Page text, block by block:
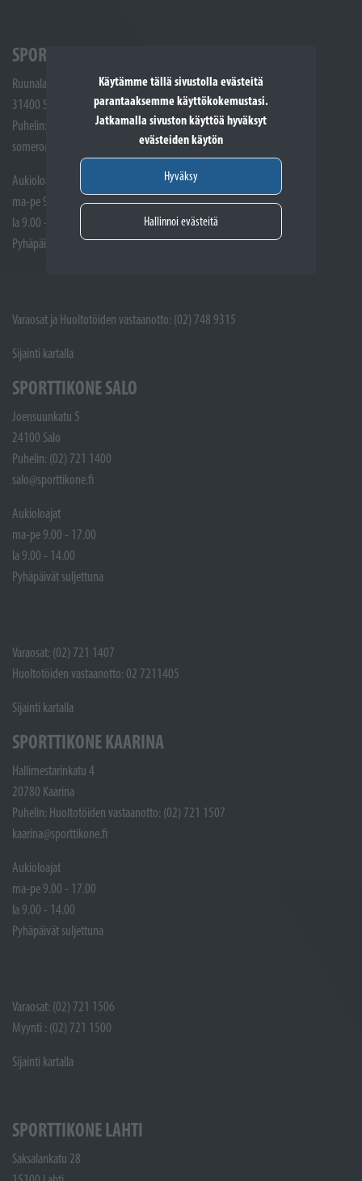
Käytämme tällä sivustolla evästeitä
parantaaksemme käyttökokemustasi.
Jatkamalla sivuston käyttöä hyväksyt
evästeiden käytön
Hyväksy
Hallinnoi evästeitä
SPORTTIKONE SOMERO
Ruunalantie 5
31400 Somero
Puhelin: (02) 748 9300
somero@sporttikone.fi
Aukioloajat
ma-pe 9.00 - 17.00
la 9.00 - 14.00
Pyhäpäivät suljettuna
Varaosat ja Huoltotöiden vastaanotto: (02) 748 9315
Sijainti kartalla
SPORTTIKONE SALO
Joensuunkatu 5
24100 Salo
Puhelin: (02) 721 1400
salo@sporttikone.fi
Aukioloajat
ma-pe 9.00 - 17.00
la 9.00 - 14.00
Pyhäpäivät suljettuna
Varaosat: (02) 721 1407
Huoltotöiden vastaanotto: 02 7211405
Sijainti kartalla
SPORTTIKONE KAARINA
Hallimestarinkatu 4
20780 Kaarina
Puhelin: Huoltotöiden vastaanotto: (02) 721 1507
kaarina@sporttikone.fi
Aukioloajat
ma-pe 9.00 - 17.00
la 9.00 - 14.00
Pyhäpäivät suljettuna
Varaosat: (02) 721 1506
Myynti : (02) 721 1500
Sijainti kartalla
SPORTTIKONE LAHTI
Saksalankatu 28